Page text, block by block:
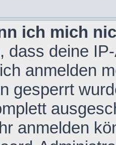
ich mich
dass deine
anmelden
gesperrt
anmelden